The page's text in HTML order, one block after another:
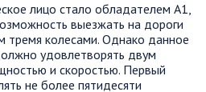
лицо стало обладателем А1,
выезжать на дороги
тремя колесами. Однако данное
удовлетворять двум
и скоростью. Первый
не более пятидесяти